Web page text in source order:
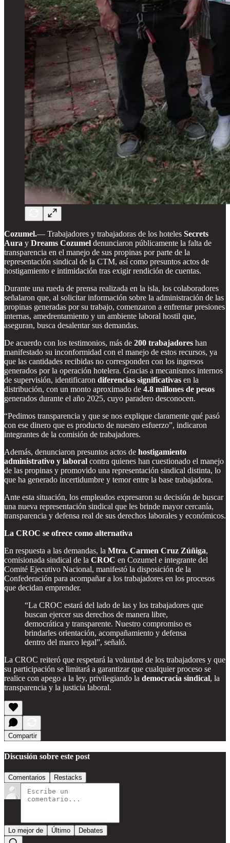
Cozumel.— Trabajadores y trabajadoras de los hoteles Secrets
Aura y Dreams Cozumel denunciaron públicamente la falta de
transparencia en el manejo de sus propinas por parte de la
representación sindical de la CTM, así como presuntos actos de
hostigamiento e intimidación tras exigir rendición de cuentas.
Durante una rueda de prensa realizada en la isla, los colaboradores
señalaron que, al solicitar información sobre la administración de las
propinas generadas por su trabajo, comenzaron a enfrentar presiones
internas, amedrentamiento y un ambiente laboral hostil que,
aseguran, busca desalentar sus demandas.
De acuerdo con los testimonios, más de 200 trabajadores han
manifestado su inconformidad con el manejo de estos recursos, ya
que las cantidades recibidas no corresponden con los ingresos
generados por la operación hotelera. Gracias a mecanismos internos
de supervisión, identificaron diferencias significativas en la
distribución, con un monto aproximado de 4.8 millones de pesos
generados durante el año 2025, cuyo paradero desconocen.
“Pedimos transparencia y que se nos explique claramente qué pasó
con ese dinero que es producto de nuestro esfuerzo”, indicaron
integrantes de la comisión de trabajadores.
Además, denunciaron presuntos actos de hostigamiento
administrativo y laboral contra quienes han cuestionado el manejo
de las propinas y promovido una representación sindical distinta, lo
que ha generado incertidumbre y temor entre la base trabajadora.
Ante esta situación, los empleados expresaron su decisión de buscar
una nueva representación sindical que les brinde mayor cercanía,
transparencia y defensa real de sus derechos laborales y económicos.
La CROC se ofrece como alternativa
En respuesta a las demandas, la Mtra. Carmen Cruz Zúñiga,
comisionada sindical de la CROC en Cozumel e integrante del
Comité Ejecutivo Nacional, manifestó la disposición de la
Confederación para acompañar a los trabajadores en los procesos
que decidan emprender.
“La CROC estará del lado de las y los trabajadores que
buscan ejercer sus derechos de manera libre,
democrática y transparente. Nuestro compromiso es
brindarles orientación, acompañamiento y defensa
dentro del marco legal”, señaló.
La CROC reiteró que respetará la voluntad de los trabajadores y que
su participación se limitará a garantizar que cualquier proceso se
realice con apego a la ley, privilegiando la democracia sindical, la
transparencia y la justicia laboral.
Compartir
Discusión sobre este post
Comentarios Restacks
Lo mejor de Último Debates